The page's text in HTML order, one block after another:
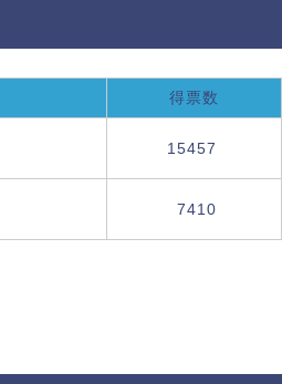
得票数
15457
7410